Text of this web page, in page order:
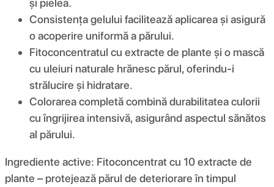
și pielea.
Consistența gelului facilitează aplicarea și asigură
o acoperire uniformă a părului.
Fitoconcentratul cu extracte de plante și o mască
cu uleiuri naturale hrănesc părul, oferindu-i
strălucire și hidratare.
Colorarea completă combină durabilitatea culorii
cu îngrijirea intensivă, asigurând aspectul sănătos
al părului.
Ingrediente active: Fitoconcentrat cu 10 extracte de
plante – protejează părul de deteriorare în timpul